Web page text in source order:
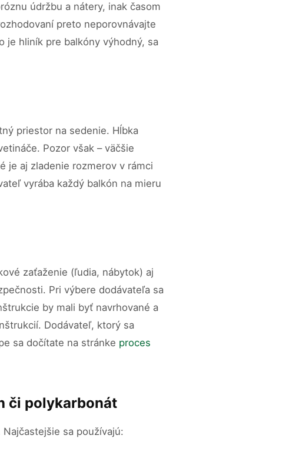
údržbu a nátery, inak časom
preto neporovnávajte
je hliník pre balkóny výhodný, sa
priestor na sedenie. Hĺbka
Pozor však – väčšie
je aj zladenie rozmerov v rámci
vyrába každý balkón na mieru
zaťaženie (ľudia, nábytok) aj
Pri výbere dodávateľa sa
by mali byť navrhované a
Dodávateľ, ktorý sa
sa dočítate na stránke proces
či polykarbonát
sa používajú: